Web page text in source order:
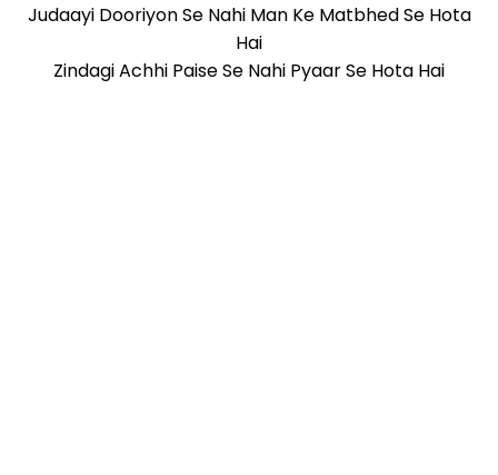
Judaayi Dooriyon Se Nahi Man Ke Matbhed Se Hota
Hai
Zindagi Achhi Paise Se Nahi Pyaar Se Hota Hai